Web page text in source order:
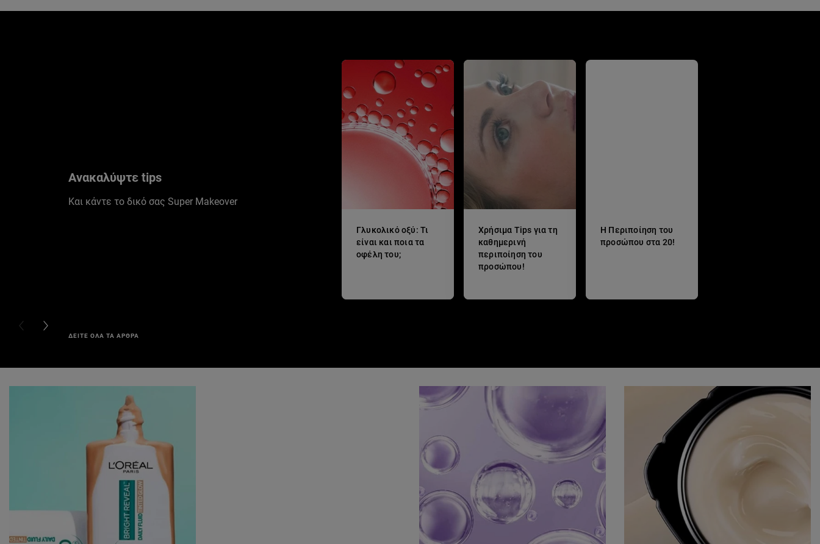
Ανακαλύψτε tips
Και κάντε το δικό σας Super Makeover
Γλυκολικό οξύ: Τι
είναι και ποια τα
οφέλη του;
Χρήσιμα Tips για τη
καθημερινή
περιποίηση του
προσώπου!
Η Περιποίηση του
προσώπου στα 20!
PREVIOUS CARD
NEXT CARD
ΔΕΙΤΕ ΟΛΑ ΤΑ ΑΡΘΡΑ